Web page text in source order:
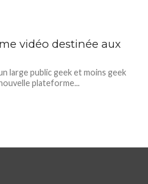
vidéo destinée aux
large public geek et moins geek
plateforme...